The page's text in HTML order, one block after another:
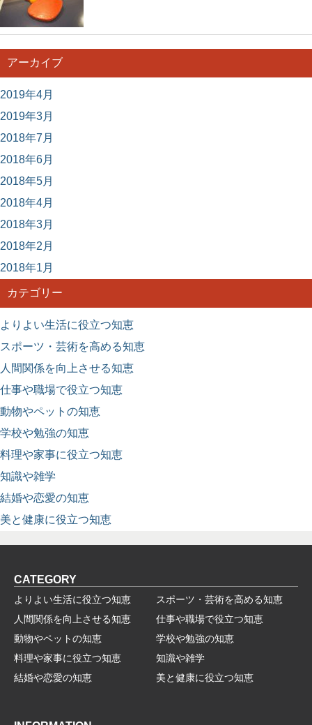
アーカイブ
2019年4月
2019年3月
2018年7月
2018年6月
2018年5月
2018年4月
2018年3月
2018年2月
2018年1月
カテゴリー
よりよい生活に役立つ知恵
スポーツ・芸術を高める知恵
人間関係を向上させる知恵
仕事や職場で役立つ知恵
動物やペットの知恵
学校や勉強の知恵
料理や家事に役立つ知恵
知識や雑学
結婚や恋愛の知恵
美と健康に役立つ知恵
CATEGORY
よりよい生活に役立つ知恵
スポーツ・芸術を高める知恵
人間関係を向上させる知恵
仕事や職場で役立つ知恵
動物やペットの知恵
学校や勉強の知恵
料理や家事に役立つ知恵
知識や雑学
結婚や恋愛の知恵
美と健康に役立つ知恵